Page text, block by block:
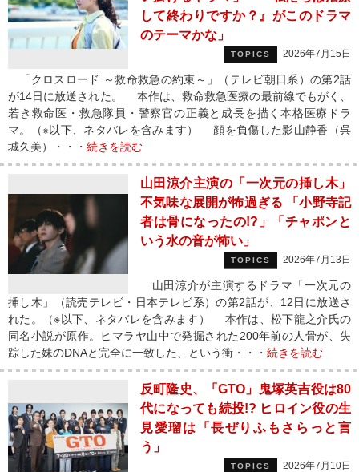
して終わりですか？』がこのドラマ
のテーマかな」
TOPICS 2026年7月15日
「クロスロード ～救命救急の約束～」（テレビ朝日系）の第2話
が14日に放送された。 本作は、救命救急医療の最前線でもがく、
若き救命医・救急隊員・警察官の正義と成長を描く本格医療ドラ
マ。（※以下、ネタバレを含みます） 顔を負傷した影山静香（呉
城久美）・・・ 続きを読む
山田涼介主演の「一次元の挿し木」
不気味な展開が怖過ぎる 「小野寺記
者は骨になったの!?」「チャポンと
いう水の音が怖い」
TOPICS 2026年7月13日
山田涼介が主演するドラマ「一次元の
挿し木」（読売テレビ・日本テレビ系）の第2話が、12日に放送さ
れた。（※以下、ネタバレを含みます） 本作は、松下龍之介氏の
同名小説が原作。ヒマラヤ山中で発掘された200年前の人骨が、失
踪した妹のDNAと完全に一致した、という衝・・・ 続きを読む
反町隆史、「GTO」鬼塚英吉役は80
代になっても続投!? ヒロイン役の生
見愛瑠は「長ぜりふもさらっと言
う」
TOPICS 2026年7月10日